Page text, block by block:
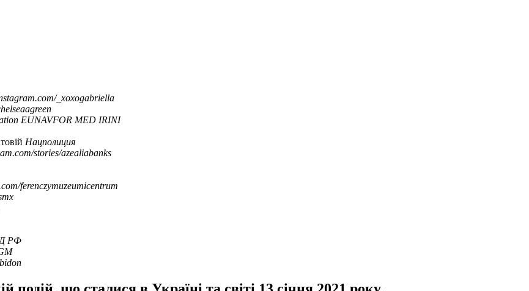
_xoxogabriella
EUNAVFOR MED IRINI
Нацполиция
stories/azealiabanks
ferenczymuzeumicentrum
РФ